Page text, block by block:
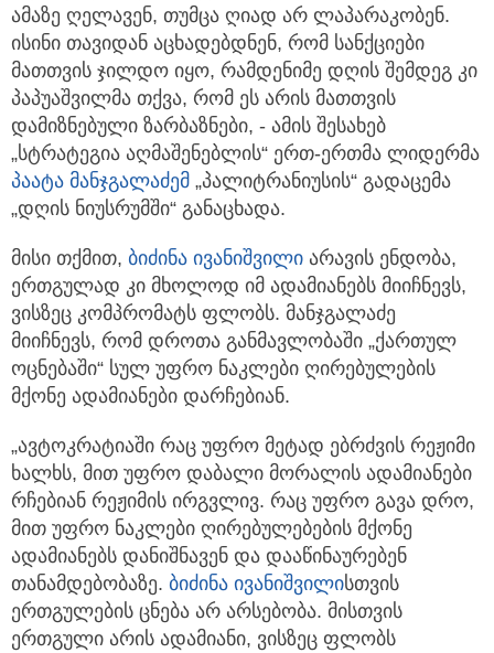
ამაზე ღელავენ, თუმცა ღიად არ ლაპარაკობენ.
ისინი თავიდან აცხადებდნენ, რომ სანქციები
მათთვის ჯილდო იყო, რამდენიმე დღის შემდეგ კი
პაპუაშვილმა თქვა, რომ ეს არის მათთვის
დამიზნებული ზარბაზნები, - ამის შესახებ
„სტრატეგია აღმაშენებლის“ ერთ-ერთმა ლიდერმა
პაატა მანჯგალაძემ „პალიტრანიუსის“ გადაცემა
„დღის ნიუსრუმში“ განაცხადა.
მისი თქმით, ბიძინა ივანიშვილი არავის ენდობა,
ერთგულად კი მხოლოდ იმ ადამიანებს მიიჩნევს,
ვისზეც კომპრომატს ფლობს. მანჯგალაძე
მიიჩნევს, რომ დროთა განმავლობაში „ქართულ
ოცნებაში“ სულ უფრო ნაკლები ღირებულების
მქონე ადამიანები დარჩებიან.
„ავტოკრატიაში რაც უფრო მეტად ებრძვის რეჟიმი
ხალხს, მით უფრო დაბალი მორალის ადამიანები
რჩებიან რეჟიმის ირგვლივ. რაც უფრო გავა დრო,
მით უფრო ნაკლები ღირებულებების მქონე
ადამიანებს დანიშნავენ და დააწინაურებენ
თანამდებობაზე. ბიძინა ივანიშვილისთვის
ერთგულების ცნება არ არსებობა. მისთვის
ერთგული არის ადამიანი, ვისზეც ფლობს